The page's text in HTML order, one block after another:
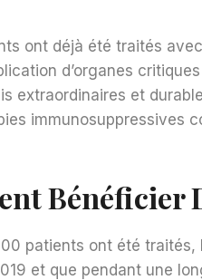
ont déjà été traités
d’organes
extraordinaires et
immunosuppressives
Bénéficier
patients ont été
et que pendant une